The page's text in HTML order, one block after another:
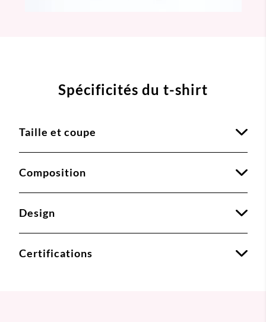
Spécificités du t-shirt
Taille et coupe
Composition
Design
Certifications